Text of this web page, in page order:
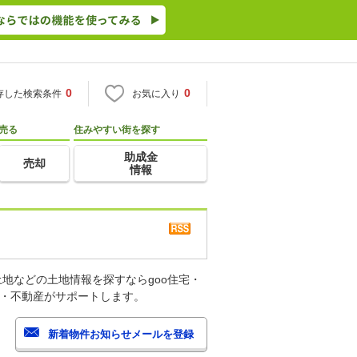
した検索条件 0 お気に入り 0
る
売却
住みやすい街を探す
助成金
情報
などの土地情報を探すならgoo住宅・
不動産がサポートします。